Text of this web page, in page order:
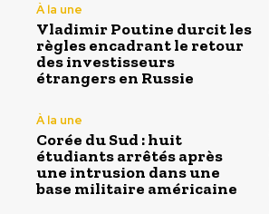
À la une
Vladimir Poutine durcit les
règles encadrant le retour
des investisseurs
étrangers en Russie
À la une
Corée du Sud : huit
étudiants arrêtés après
une intrusion dans une
base militaire américaine